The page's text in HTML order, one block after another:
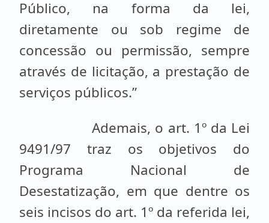
Público, na forma da lei,
diretamente ou sob regime de
concessão ou permissão, sempre
através de licitação, a prestação de
serviços públicos.”
Ademais, o art. 1º da Lei
9491/97 traz os objetivos do
Programa Nacional de
Desestatização, em que dentre os
seis incisos do art. 1º da referida lei,